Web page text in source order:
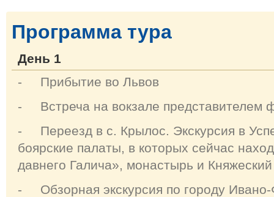
Программа тура
День 1
- Прибытие во Львов
- Встреча на вокзале представителем
- Переезд в с. Крылос. Экскурсия в
боярские палаты, в которых сейчас
давнего Галича», монастырь и Княжеский
- Обзорная экскурсия по городу Ивано-